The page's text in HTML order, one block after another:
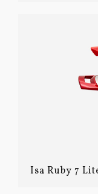
Isa Ruby 7